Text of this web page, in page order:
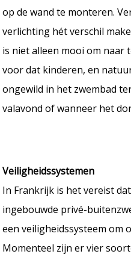
op de wand te monteren.
verlichting hét verschil
is niet alleen mooi om
voor dat kinderen, en
ongewild in het zwembad
valavond of wanneer het
Veiligheidssystemen
In Frankrijk is het vereist
ingebouwde privé-
een veiligheidssysteem om
Momenteel zijn er vier